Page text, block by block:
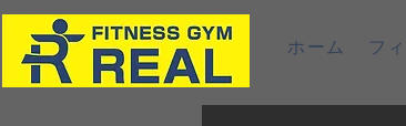
ホーム フ